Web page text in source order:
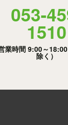
053-
1510
業時間 9:00～
除く）